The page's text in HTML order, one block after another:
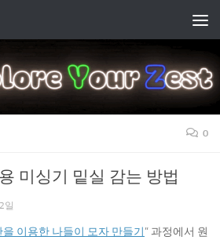
0
미싱기 밑실 감는 방법
일
을 이용한 나들이 모자 만들기” 과정에서 원